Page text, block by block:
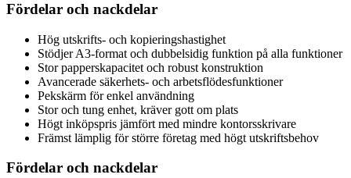
Fördelar och nackdelar
Hög utskrifts- och kopieringshastighet
Stödjer A3-format och dubbelsidig funktion på alla funktioner
Stor papperskapacitet och robust konstruktion
Avancerade säkerhets- och arbetsflödesfunktioner
Pekskärm för enkel användning
Stor och tung enhet, kräver gott om plats
Högt inköpspris jämfört med mindre kontorsskrivare
Främst lämplig för större företag med högt utskriftsbehov
Fördelar och nackdelar